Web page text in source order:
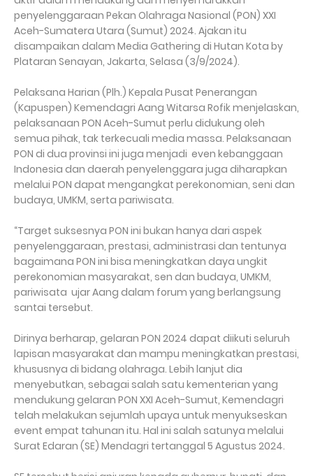
penyelenggaraan Pekan Olahraga Nasional (PON) XXI
Aceh-Sumatera Utara (Sumut) 2024. Ajakan itu
disampaikan dalam Media Gathering di Hutan Kota by
Plataran Senayan, Jakarta, Selasa (3/9/2024).
Pelaksana Harian (Plh.) Kepala Pusat Penerangan
(Kapuspen) Kemendagri Aang Witarsa Rofik menjelaskan,
pelaksanaan PON Aceh-Sumut perlu didukung oleh
semua pihak, tak terkecuali media massa. Pelaksanaan
PON di dua provinsi ini juga menjadi even kebanggaan
Indonesia dan daerah penyelenggara juga diharapkan
melalui PON dapat mengangkat perekonomian, seni dan
budaya, UMKM, serta pariwisata.
“Target suksesnya PON ini bukan hanya dari aspek
penyelenggaraan, prestasi, administrasi dan tentunya
bagaimana PON ini bisa meningkatkan daya ungkit
perekonomian masyarakat, sen dan budaya, UMKM,
pariwisata ujar Aang dalam forum yang berlangsung
santai tersebut.
Dirinya berharap, gelaran PON 2024 dapat diikuti seluruh
lapisan masyarakat dan mampu meningkatkan prestasi,
khususnya di bidang olahraga. Lebih lanjut dia
menyebutkan, sebagai salah satu kementerian yang
mendukung gelaran PON XXI Aceh-Sumut, Kemendagri
telah melakukan sejumlah upaya untuk menyukseskan
event empat tahunan itu. Hal ini salah satunya melalui
Surat Edaran (SE) Mendagri tertanggal 5 Agustus 2024.